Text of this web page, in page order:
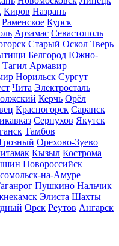
Киров Назрань
Раменское Курск
Арзамас Севастополь
Старый Оскол Тверь
Белгород Южно-
Армавир
Норильск Сургут
Чита Электросталь
Керчь Орёл
Красногорск Саранск
Серпухов Якутск
Тамбов
Орехово-Зуево
Кызыл Кострома
Новороссийск
на-Амуре
Пушкино Нальчик
Элиста Шахты
Орск Реутов Ангарск